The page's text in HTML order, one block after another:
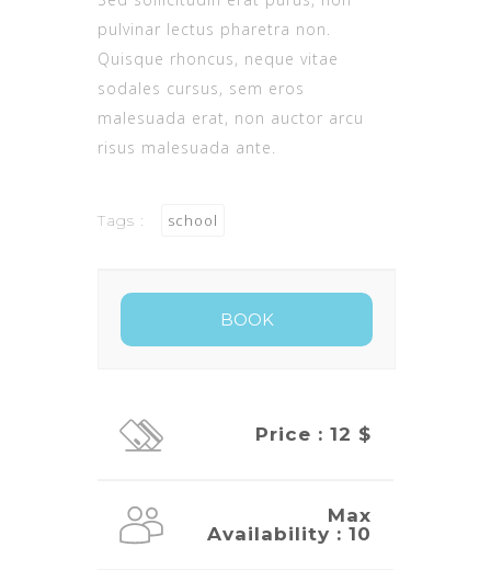
pulvinar lectus pharetra non.
Quisque rhoncus, neque vitae
sodales cursus, sem eros
malesuada erat, non auctor arcu
risus malesuada ante.
Tags : school
Price : 12 $
Max
Availability : 10